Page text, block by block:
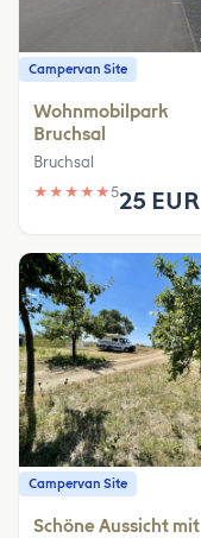
Campervan Site
Wohnmobilpark
Bruchsal
Bruchsal
★ ★ ★ ★ ★525 EUR
Campervan Site
Schöne Aussicht mit